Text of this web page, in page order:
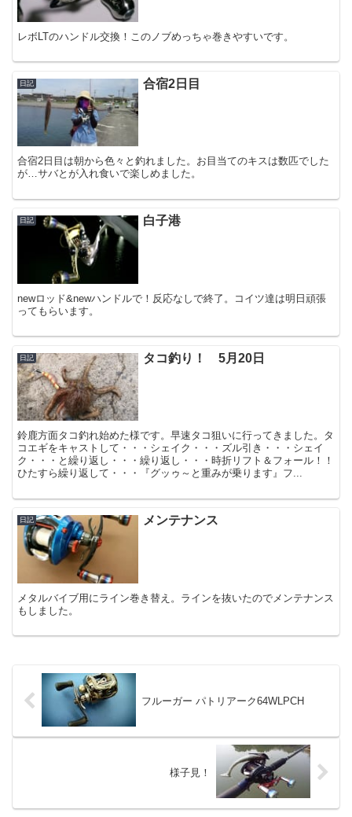
レボLTのハンドル交換！このノブめっちゃ巻きやすいです。
日記 合宿2日目
合宿2日目は朝から色々と釣れました。お目当てのキスは数匹でした
が…サバとが入れ食いで楽しめました。
日記 白子港
newロッド&newハンドルで！反応なしで終了。コイツ達は明日頑張
ってもらいます。
日記 タコ釣り！ 5月20日
鈴鹿方面タコ釣れ始めた様です。早速タコ狙いに行ってきました。タ
コエギをキャストして・・・シェイク・・・ズル引き・・・シェイ
ク・・・と繰り返し・・・繰り返し・・・時折リフト＆フォール！！
ひたすら繰り返して・・・『グッゥ～と重みが乗ります』フ...
日記 メンテナンス
メタルバイブ用にライン巻き替え。ラインを抜いたのでメンテナンス
もしました。
フルーガー パトリアーク64WLPCH
様子見！